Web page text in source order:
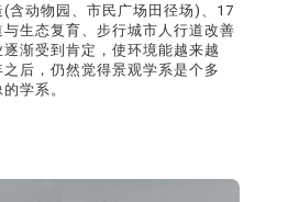
含动物园、市民广场田径场)、17
生态复育、步行城市人行道改善
渐受到肯定，使环境能越来越
后，仍然觉得景观学系是个多
学系。